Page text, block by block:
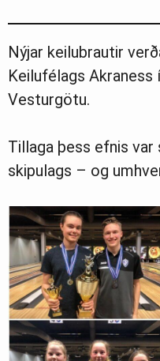
Nýjar keilubrautir
Keilufélags
Vesturgötu.
Tillaga þess efnis
skipulags – og